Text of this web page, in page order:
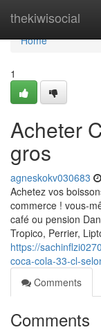
thekiwisocial
Home
Home
1
Acheter
gros
agneskokv030683
Achetez vos
commerce ! vous-
café ou pension
Tropico, Perrier,
https://
coca-cola-33-cl-
Comments
Comments